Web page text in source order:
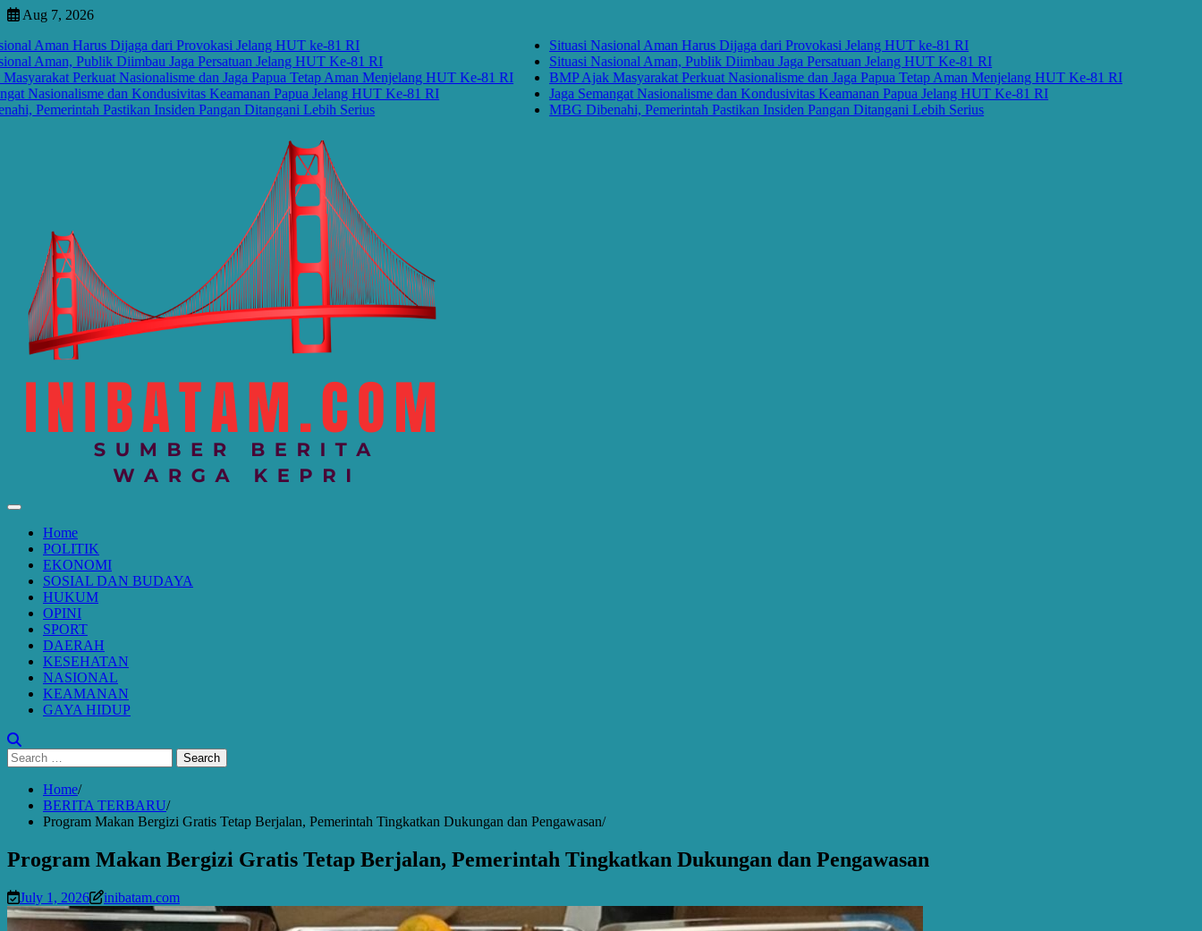
Skip
content
Aug 7, 2026
Aman Harus Dijaga dari Provokasi Jelang HUT ke-81 RI
Aman, Publik Diimbau Jaga Persatuan Jelang HUT Ke-81 RI
Perkuat Nasionalisme dan Jaga Papua Tetap Aman Menjelang HUT Ke-81 RI
dan Kondusivitas Keamanan Papua Jelang HUT Ke-81 RI
Pastikan Insiden Pangan Ditangani Lebih Serius
Situasi Nasional Aman Harus Dijaga dari Provokasi Jelang HUT ke-81 RI
Situasi Nasional Aman, Publik Diimbau Jaga Persatuan Jelang HUT Ke-81 RI
BMP Ajak Masyarakat Perkuat Nasionalisme dan Jaga Papua Tetap Aman Menjelang HUT Ke-81 RI
Jaga Semangat Nasionalisme dan Kondusivitas Keamanan Papua Jelang HUT Ke-81 RI
MBG Dibenahi, Pemerintah Pastikan Insiden Pangan Ditangani Lebih Serius
Home
POLITIK
EKONOMI
SOSIAL DAN BUDAYA
HUKUM
OPINI
SPORT
DAERAH
KESEHATAN
NASIONAL
KEAMANAN
GAYA HIDUP
Search
for:
Home
BERITA TERBARU
Program Makan Bergizi Gratis Tetap Berjalan, Pemerintah Tingkatkan Dukungan dan Pengawasan
Program Makan Bergizi Gratis Tetap Berjalan, Pemerintah Tingkatkan Dukungan dan Pengawasan
July 1, 2026 inibatam.com